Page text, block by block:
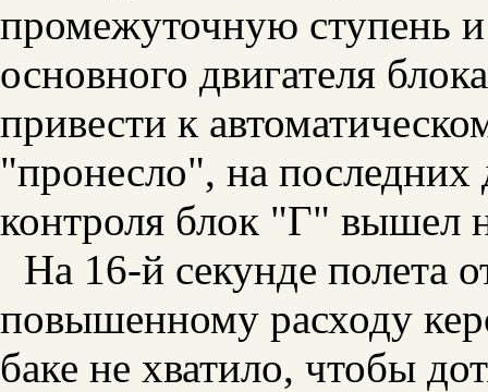
промежуточную ступень
основного двигателя
привести к
"пронесло", на последних
контроля блок "Г" вышел
На 16-й секунде полета
повышенному расходу
баке не хватило, чтобы